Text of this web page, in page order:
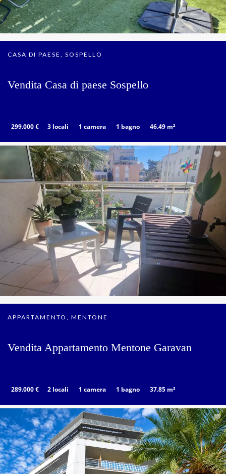
CASA DI PAESE, SOSPELLO
Vendita Casa di paese Sospello
299.000 € 3 locali 1 camera 1 bagno 46.49 m²
APPARTAMENTO, MENTONE
Vendita Appartamento Mentone Garavan
289.000 € 2 locali 1 camera 1 bagno 37.85 m²